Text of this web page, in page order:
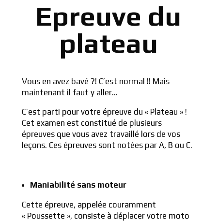
Epreuve du
plateau
Vous en avez bavé ?! C’est normal !! Mais
maintenant il faut y aller…
C’est parti pour votre épreuve du « Plateau » !
Cet examen est constitué de plusieurs
épreuves que vous avez travaillé lors de vos
leçons. Ces épreuves sont notées par A, B ou C.
Maniabilité sans moteur
Cette épreuve, appelée couramment
« Poussette », consiste à déplacer votre moto